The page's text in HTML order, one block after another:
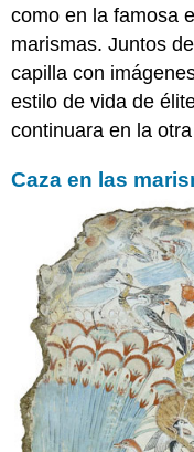
Nebamun
Gansos
de
Nebamun
festín
Nebamun
superior)
Sirvientes
trayendo
ofrendas
Lecturas
sugeridas:
como en la famosa
marismas. Juntos
capilla con
estilo de vida de
continuara en la
Caza en las